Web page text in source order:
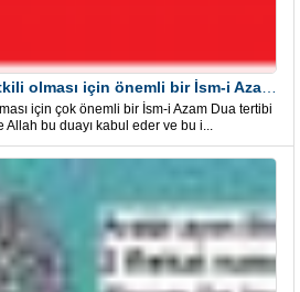
için çok önemli bir İsm-i Azam Dua tertibi
Allah bu duayı kabul eder ve bu i...